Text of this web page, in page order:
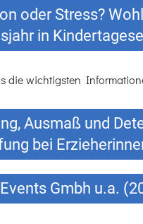
oder Stress?
in
die wichtigsten
Ausmaß und
bei
Gmbh u.a.